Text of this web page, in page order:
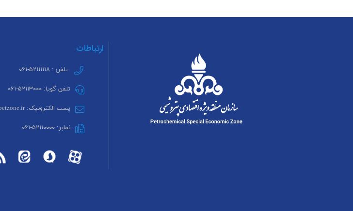
ارتباطات
تلفن : ۵۲۱۱۱۱۱۸-۰۶۱
تلفن گویا: ۵۲۱۱۳۰۰۰-۰۶۱
پست الکترونیک: info@petzone.ir
نمابر: ۵۲۱۱۰۰۰۰-۰۶۱